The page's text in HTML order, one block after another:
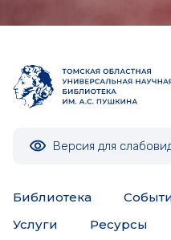
Брандт Леонтий
Версия для
Библиотека
Услуги
Ресурсы